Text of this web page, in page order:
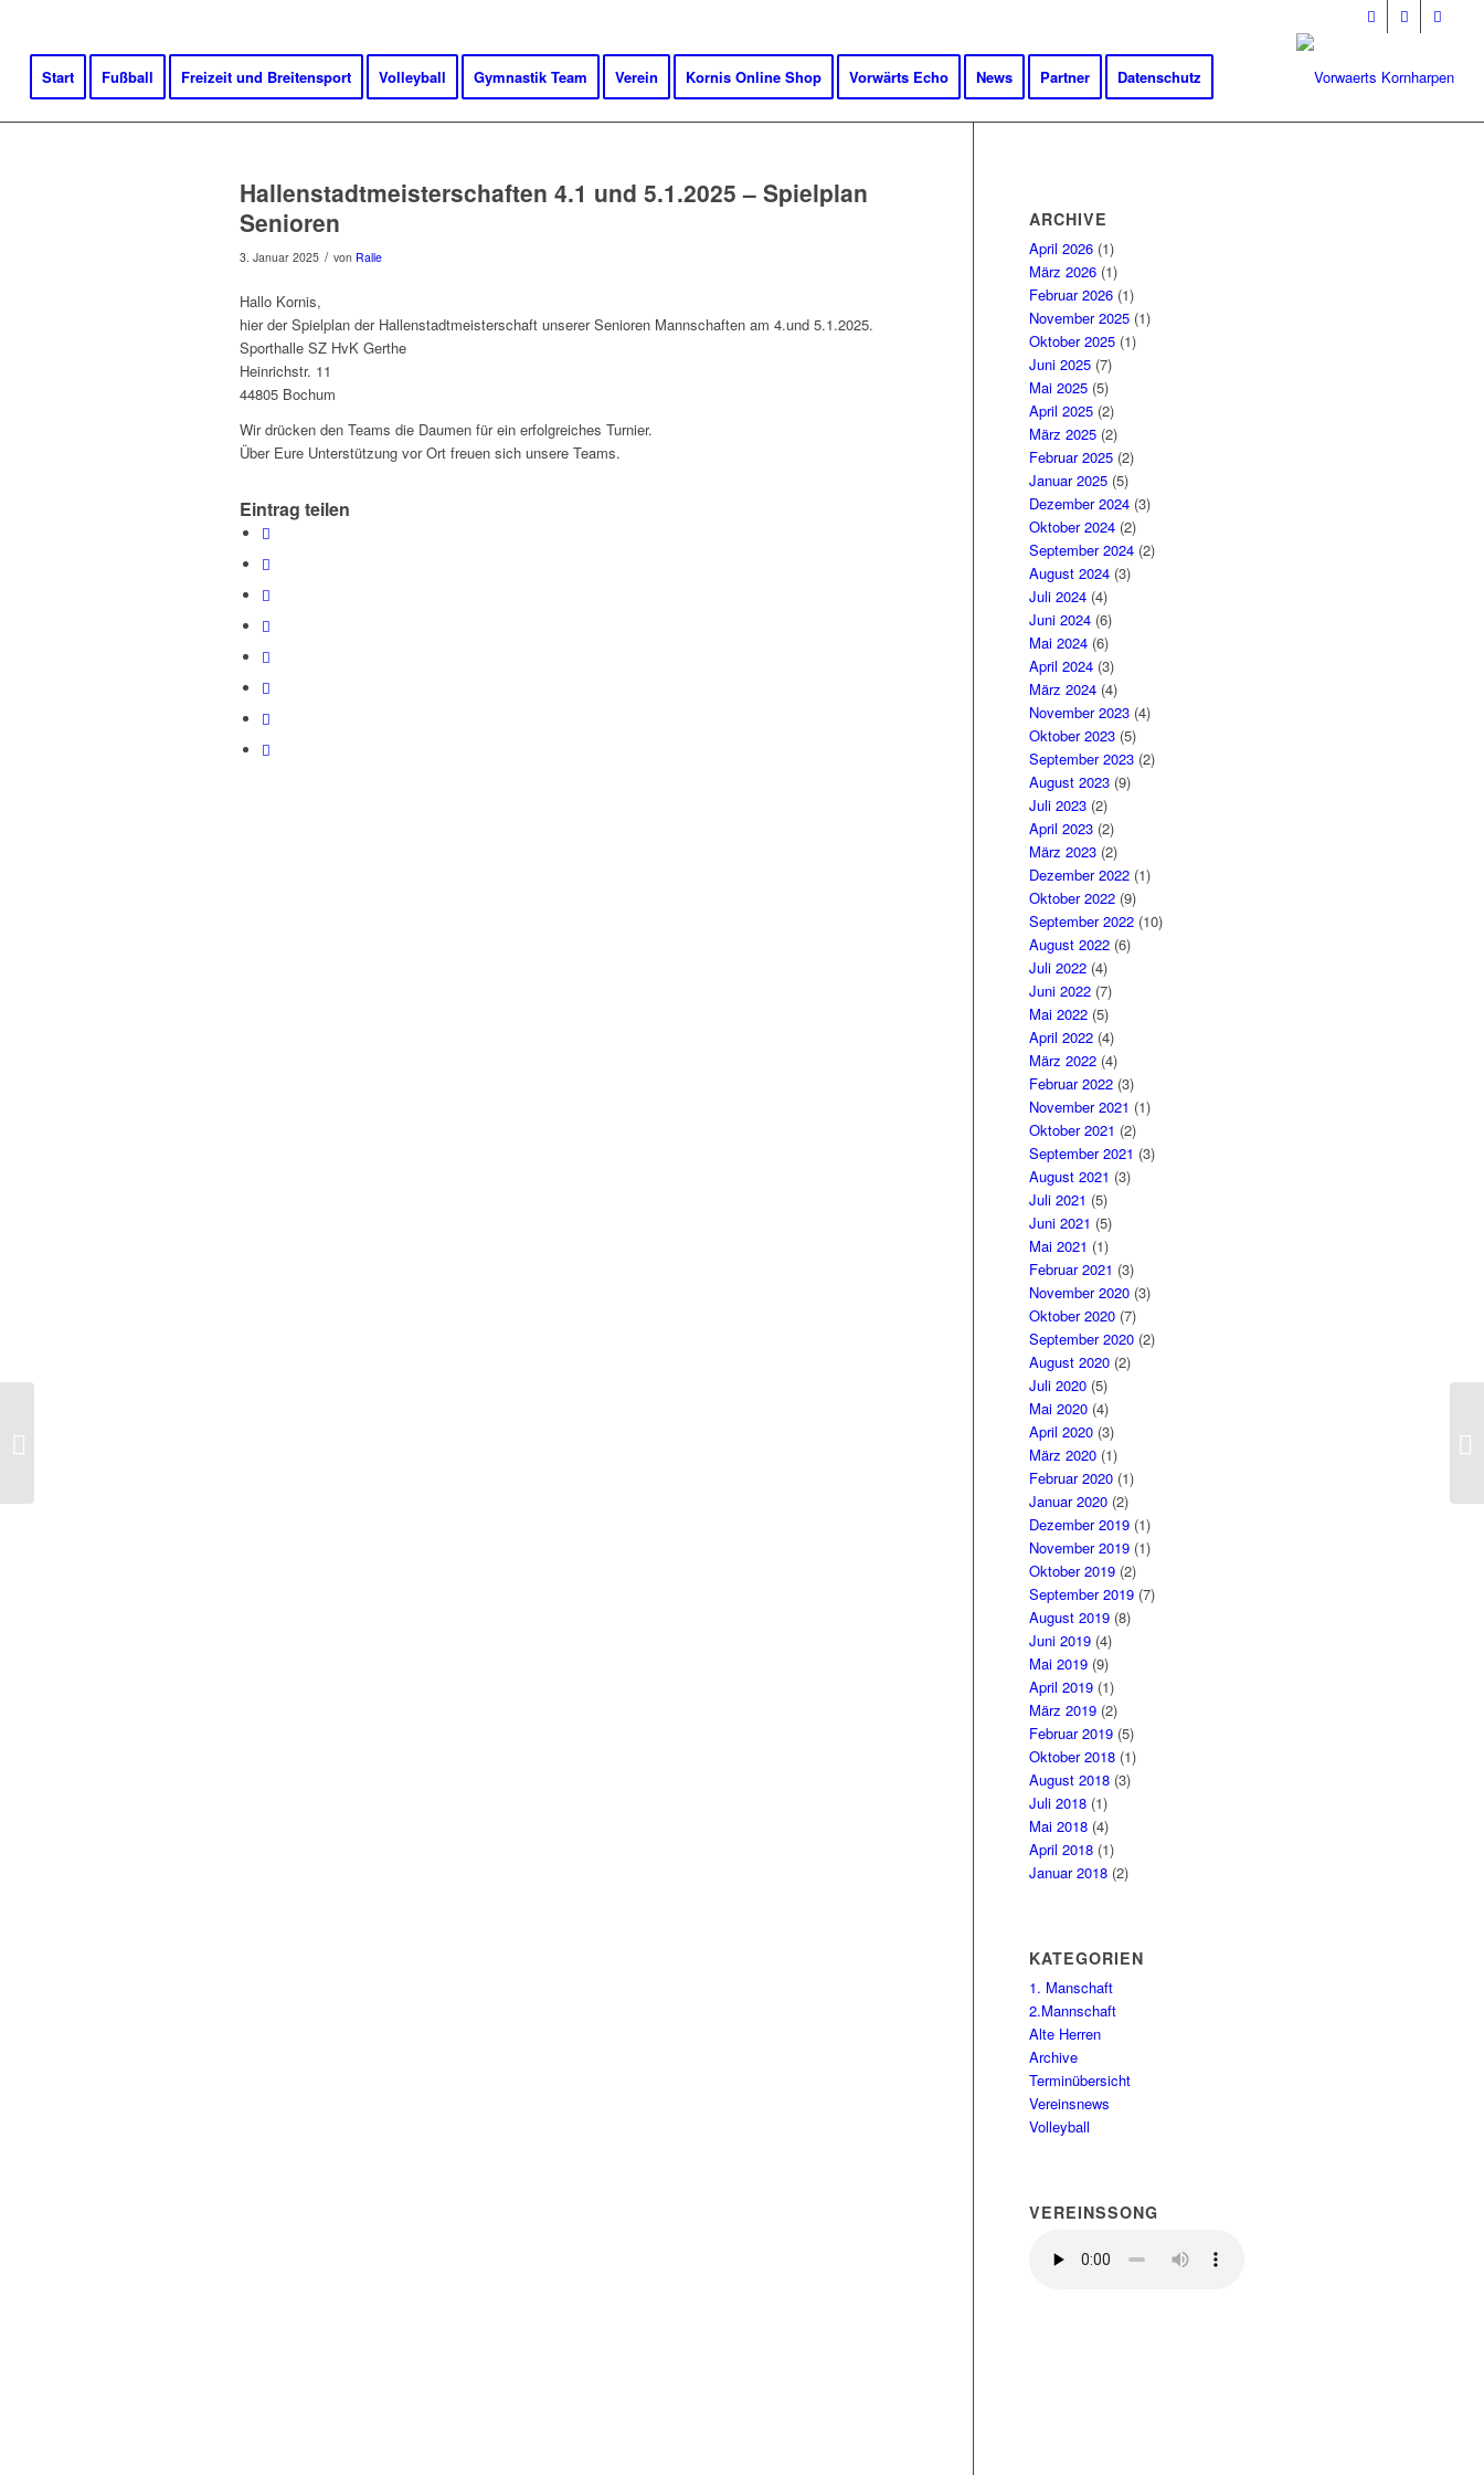
Start Fußball Freizeit und Breitensport Volleyball Gymnastik Team Verein Kornis Online Shop Vorwärts Echo News Partner Datenschutz
Hallenstadtmeisterschaften 4.1 und 5.1.2025 – Spielplan
Senioren
3. Januar 2025 / von Ralle
Hallo Kornis,
hier der Spielplan der Hallenstadtmeisterschaft unserer Senioren Mannschaften am 4.und 5.1.2025.
Sporthalle SZ HvK Gerthe
Heinrichstr. 11
44805 Bochum
Wir drücken den Teams die Daumen für ein erfolgreiches Turnier.
Über Eure Unterstützung vor Ort freuen sich unsere Teams.
Eintrag teilen
ARCHIVE
April 2026 (1)
März 2026 (1)
Februar 2026 (1)
November 2025 (1)
Oktober 2025 (1)
Juni 2025 (7)
Mai 2025 (5)
April 2025 (2)
März 2025 (2)
Februar 2025 (2)
Januar 2025 (5)
Dezember 2024 (3)
Oktober 2024 (2)
September 2024 (2)
August 2024 (3)
Juli 2024 (4)
Juni 2024 (6)
Mai 2024 (6)
April 2024 (3)
März 2024 (4)
November 2023 (4)
Oktober 2023 (5)
September 2023 (2)
August 2023 (9)
Juli 2023 (2)
April 2023 (2)
März 2023 (2)
Dezember 2022 (1)
Oktober 2022 (9)
September 2022 (10)
August 2022 (6)
Juli 2022 (4)
Juni 2022 (7)
Mai 2022 (5)
April 2022 (4)
März 2022 (4)
Februar 2022 (3)
November 2021 (1)
Oktober 2021 (2)
September 2021 (3)
August 2021 (3)
Juli 2021 (5)
Juni 2021 (5)
Mai 2021 (1)
Februar 2021 (3)
November 2020 (3)
Oktober 2020 (7)
September 2020 (2)
August 2020 (2)
Juli 2020 (5)
Mai 2020 (4)
April 2020 (3)
März 2020 (1)
Februar 2020 (1)
Januar 2020 (2)
Dezember 2019 (1)
November 2019 (1)
Oktober 2019 (2)
September 2019 (7)
August 2019 (8)
Juni 2019 (4)
Mai 2019 (9)
April 2019 (1)
März 2019 (2)
Februar 2019 (5)
Oktober 2018 (1)
August 2018 (3)
Juli 2018 (1)
Mai 2018 (4)
April 2018 (1)
Januar 2018 (2)
KATEGORIEN
1. Manschaft
2.Mannschaft
Alte Herren
Archive
Terminübersicht
Vereinsnews
Volleyball
VEREINSSONG